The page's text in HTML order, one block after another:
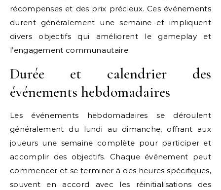
récompenses et des prix précieux. Ces événements
durent généralement une semaine et impliquent
divers objectifs qui améliorent le gameplay et
l’engagement communautaire.
Durée et calendrier des
événements hebdomadaires
Les événements hebdomadaires se déroulent
généralement du lundi au dimanche, offrant aux
joueurs une semaine complète pour participer et
accomplir des objectifs. Chaque événement peut
commencer et se terminer à des heures spécifiques,
souvent en accord avec les réinitialisations des